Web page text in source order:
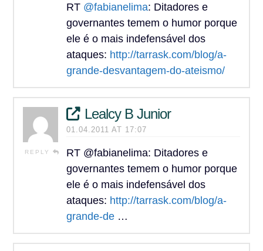
RT @fabianelima: Ditadores e
governantes temem o humor porque
ele é o mais indefensável dos
ataques: http://tarrask.com/blog/a-
grande-desvantagem-do-ateismo/
REPLY
Lealcy B Junior
01.04.2011 AT 17:07
RT @fabianelima: Ditadores e
governantes temem o humor porque
ele é o mais indefensável dos
ataques: http://tarrask.com/blog/a-
grande-de …